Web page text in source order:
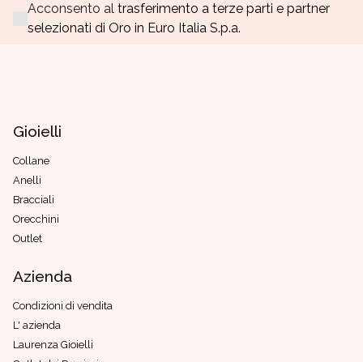
Acconsento al trasferimento a terze parti e partner
selezionati di Oro in Euro Italia S.p.a.
Gioielli
Collane
Anelli
Bracciali
Orecchini
Outlet
Azienda
Condizioni di vendita
L' azienda
Laurenza Gioielli